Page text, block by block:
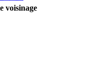
voisinage